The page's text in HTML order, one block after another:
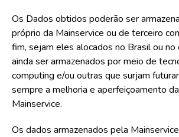
Os Dados obtidos poderão ser
próprio da Mainservice ou de terceiro
fim, sejam eles alocados no Brasil ou
ainda ser armazenados por meio de
computing e/ou outras que surjam
sempre a melhoria e aperfeiçoamento
Mainservice.
Os dados armazenados pela